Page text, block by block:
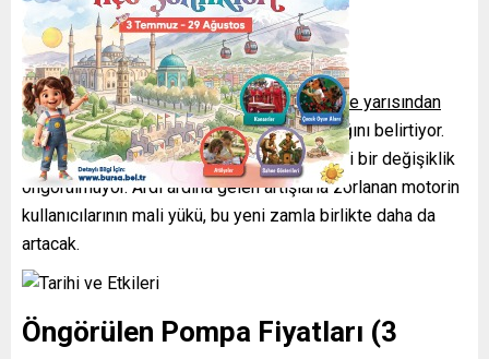
Tarihi ve Etkileri
Yetkililer, söz konusu artışınPerşembe gece yarısından
itibarenpompaya yansıtılmasının planlandığını belirtiyor.
Benzin fiyatlarında ise şu aşamada herhangi bir değişiklik
öngörülmüyor. Ardı ardına gelen artışlarla zorlanan motorin
kullanıcılarının mali yükü, bu yeni zamla birlikte daha da
artacak.
Öngörülen Pompa Fiyatları (3